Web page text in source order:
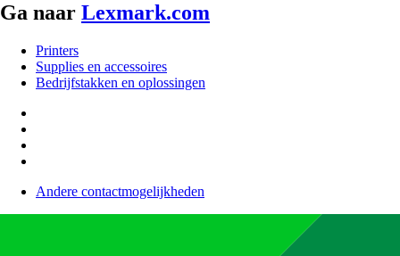
Ga naar Lexmark.com
Printers
Supplies en accessoires
Bedrijfstakken en oplossingen
Andere contactmogelijkheden